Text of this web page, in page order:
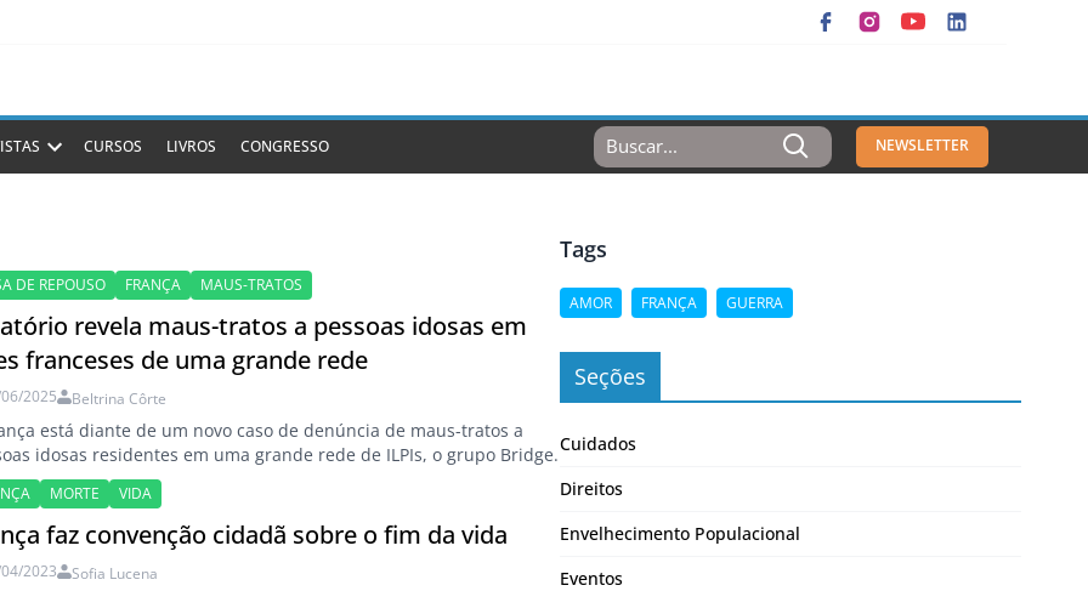
CURSOS LIVROS CONGRESSO
Resultados
Para:
NEWSLETTER
DE REPOUSO FRANÇA MAUS-TRATOS
revela maus-tratos a pessoas idosas em
franceses de uma grande rede
2025 Beltrina Côrte
está diante de um novo caso de denúncia de maus-tratos a
idosas residentes em uma grande rede de ILPIs, o grupo Bridge.
MORTE VIDA
faz convenção cidadã sobre o fim da vida
2023 Sofia Lucena
Tags
AMOR FRANÇA GUERRA
Seções
Cuidados
Direitos
Envelhecimento Populacional
Eventos